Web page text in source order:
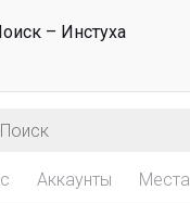
– Инстуха
Аккаунты Места